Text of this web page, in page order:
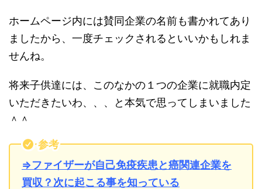
ホームページ内には賛同企業の名前も書かれてあり
ましたから、一度チェックされるといいかもしれま
せんね。
将来子供達には、このなかの１つの企業に就職内定
いただきたいわ、、、と本気で思ってしまいました
＾＾
参考
⇒ファイザーが自己免疫疾患と癌関連企業を
買収？次に起こる事を知っている